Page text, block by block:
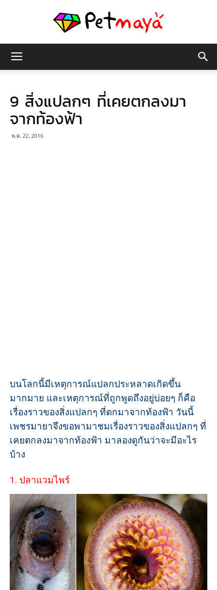
มายา
9 สิ่งแปลกๆ ที่เคยตกลงมา
จากท้องฟ้า
พ.ค. 22, 2016
บนโลกนี้มีเหตุการณ์แปลกประหลาดเกิดขึ้น
มากมาย และเหตุการณ์ที่ถูกพูดถึงอยู่บ่อยๆ ก็คือ
เรื่องราวของสิ่งแปลกๆ ที่ตกมาจากท้องฟ้า วันนี้
เพชรมายาจึงขอพามาชมเรื่องราวของสิ่งแปลกๆ ที่
เคยตกลงมาจากท้องฟ้า มาลองดูกันว่าจะมีอะไร
บ้าง
1. ปลาแวมไพร์